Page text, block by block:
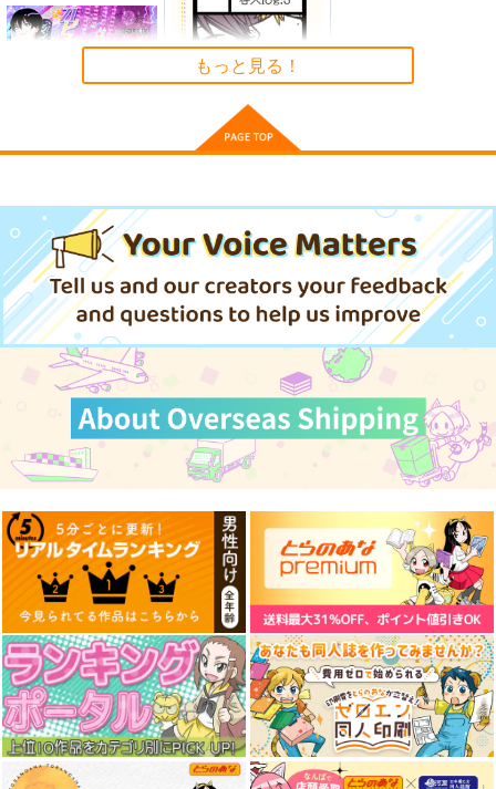
作品詳細 作品詳細
(DVD)上伊那ぼたん、
酔へる姿は百合の
花 6 タペストリー付
き特装版(完全生産限
11,000円 （税込）
サンプル
作品詳細
(DVD)上伊那ぼたん、
酔へる姿は百合の
サンプル
作品詳細
(DVD)上伊那ぼたん、
酔へる姿は百合の
花 5(完全生産限定版)
6,600
サンプル
作品詳細
働かないふたり 38
新潮社企画プロ
ィ100%・改
正気の沙汰でない
専売 1,100円（税込）
にじさんじ
剣持刀也
ピーナッツくん
サンプル
カート
三季
専売 865円（税込）
剣持刀也
サンプル
もっと見る！